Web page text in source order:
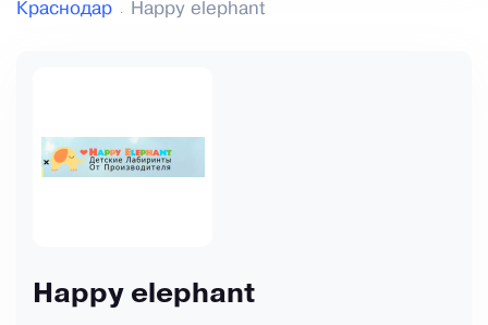
Краснодар Happy elephant
Happy elephant